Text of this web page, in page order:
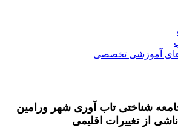
آموزشی تخصصی
شناختی تاب‏ آوری شهر ورامین
از تغییرات اقلیمی